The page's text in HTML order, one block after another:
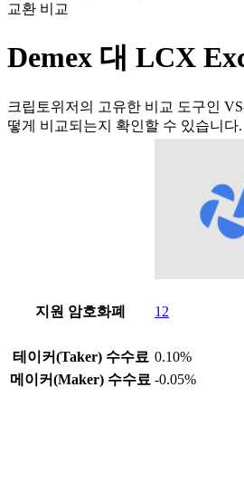
교환 비교
Demex 대 LCX
크립토위저의 고유한 비교 도구인
떻게 비교되는지 확인할 수 있습니다.
지원 암호화폐
12
테이커(Taker) 수수료 0.10%
메이커(Maker) 수수료 -0.05%